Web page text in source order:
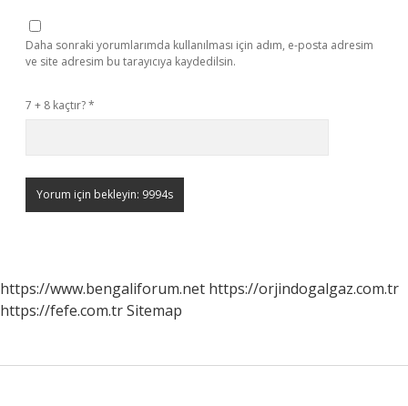
Daha sonraki yorumlarımda kullanılması için adım, e-posta adresim
ve site adresim bu tarayıcıya kaydedilsin.
7 + 8 kaçtır?*
https://www.bengaliforum.net https://orjindogalgaz.com.tr
https://fefe.com.trSitemap